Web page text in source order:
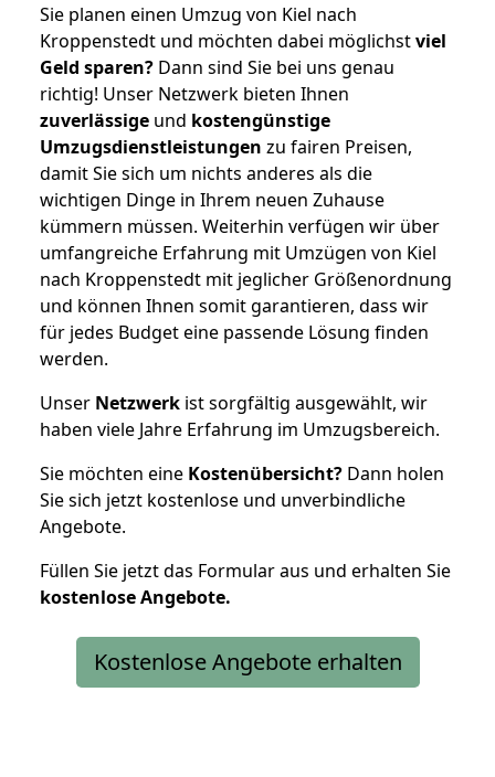
Sie planen einen Umzug von Kiel nach
Kroppenstedt und möchten dabei möglichstviel
Geld sparen? Dann sind Sie bei uns genau
richtig! Unser Netzwerk bieten Ihnen
zuverlässige und kostengünstige
Umzugsdienstleistungen zu fairen Preisen,
damit Sie sich um nichts anderes als die
wichtigen Dinge in Ihrem neuen Zuhause
kümmern müssen. Weiterhin verfügen wir über
umfangreiche Erfahrung mit Umzügen von Kiel
nach Kroppenstedt mit jeglicher Größenordnung
und können Ihnen somit garantieren, dass wir
für jedes Budget eine passende Lösung finden
werden.
Unser Netzwerk ist sorgfältig ausgewählt, wir
haben viele Jahre Erfahrung im Umzugsbereich.
Sie möchten eine Kostenübersicht? Dann holen
Sie sich jetzt kostenlose und unverbindliche
Angebote.
Füllen Sie jetzt das Formular aus und erhalten Sie
kostenloseAngebote.
Kostenlose Angebote erhalten